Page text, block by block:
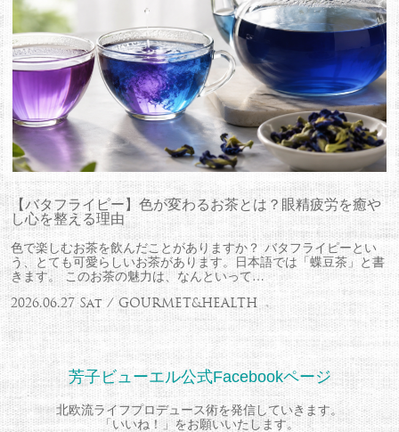
【バタフライピー】色が変わるお茶とは？眼精疲労を癒や
し心を整える理由
色で楽しむお茶を飲んだことがありますか？ バタフライピーとい
う、とても可愛らしいお茶があります。日本語では「蝶豆茶」と書
きます。 このお茶の魅力は、なんといって…
2026.06.27 Sat / GOURMET&HEALTH
芳子ビューエル公式Facebookページ
北欧流ライフプロデュース術を発信していきます。
「いいね！」をお願いいたします。